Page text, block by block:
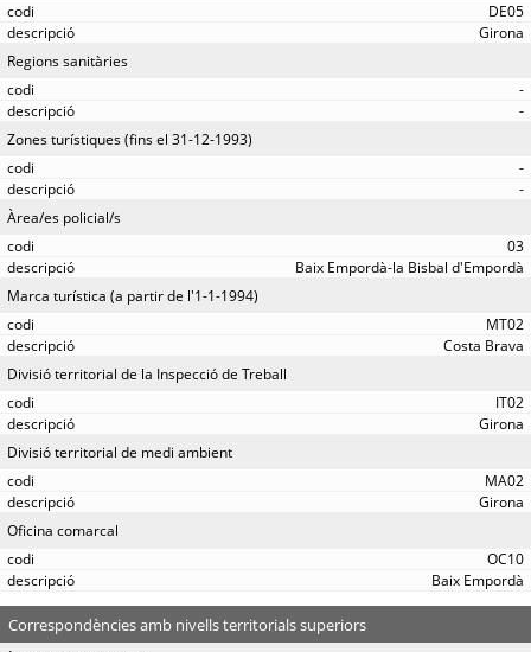
DE05
Girona
Regions sanitàries
-
-
Zones turístiques (fins el 31-12-1993)
-
-
Àrea/es policial/s
03
Baix Empordà-la Bisbal d'Empordà
Marca turística (a partir de l'1-1-1994)
MT02
Costa Brava
Divisió territorial de la Inspecció de Treball
IT02
Girona
Divisió territorial de medi ambient
MA02
Girona
Oficina comarcal
OC10
Baix Empordà
Correspondències amb nivells territorials superiors